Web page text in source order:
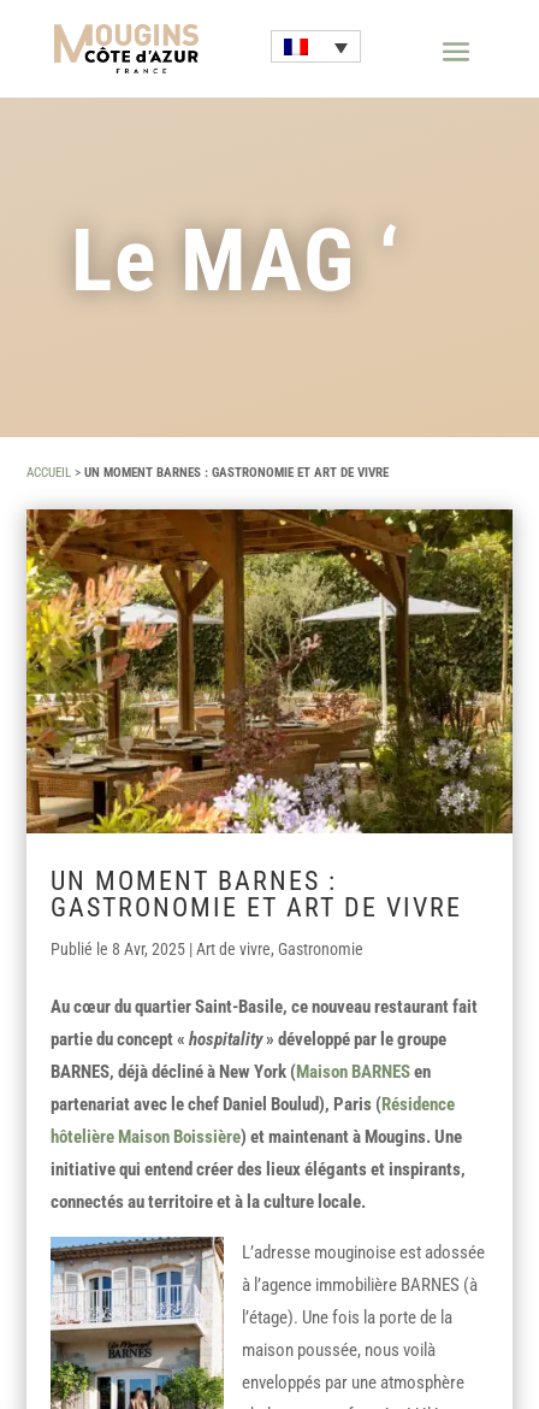
Le MAG ‘
ACCUEIL >UN MOMENT BARNES : GASTRONOMIE ET ART DE VIVRE
UN MOMENT BARNES :
GASTRONOMIE ET ART DE VIVRE
8 Avr, 2025 |Art de vivre,Gastronomie
Au cœur du quartier Saint-Basile, ce nouveau restaurant fait
partie du concept «hospitality» développé par le groupe
BARNES, déjà décliné à New York (Maison BARNESen
partenariat avec le chef Daniel Boulud), Paris (Résidence
hôtelière Maison Boissière) et maintenant à Mougins. Une
initiative qui entend créer des lieux élégants et inspirants,
connectés au territoire et à la culture locale.
L’adresse mouginoise est adossée
à l’agence immobilière BARNES (à
l’étage). Une fois la porte de la
maison poussée, nous voilà
enveloppés par une atmosphère